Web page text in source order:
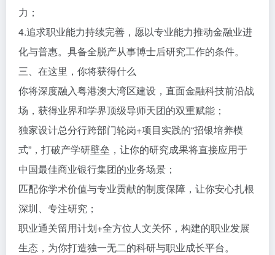
力；
4.追求职业能力持续完善，愿以专业能力推动金融业进
化与普惠。具备全脱产从事博士后研究工作的条件。
三、在这里，你将获得什么
你将深度融入粤港澳大湾区建设，直面金融科技前沿战
场，获得业界和学界顶级导师天团的双重赋能；
独家设计总分行跨部门轮岗+项目实践的“招银培养模
式”，打破产学研壁垒，让你的研究成果将直接应用于
中国最佳商业银行集团的业务场景；
匹配你学术价值与专业贡献的制度保障，让你安心扎根
深圳、专注研究；
职业通关留用计划+全方位人文关怀，构建的职业发展
生态，为你打造独一无二的科研与职业成长平台。